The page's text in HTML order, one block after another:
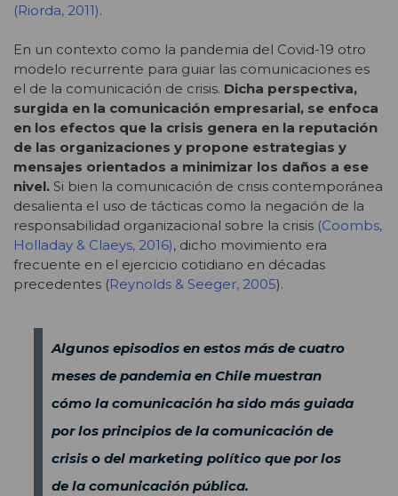
(Riorda, 2011).
En un contexto como la pandemia del Covid-19 otro
modelo recurrente para guiar las comunicaciones es
el de la comunicación de crisis. Dicha perspectiva,
surgida en la comunicación empresarial, se enfoca
en los efectos que la crisis genera en la reputación
de las organizaciones y propone estrategias y
mensajes orientados a minimizar los daños a ese
nivel. Si bien la comunicación de crisis contemporánea
desalienta el uso de tácticas como la negación de la
responsabilidad organizacional sobre la crisis (Coombs,
Holladay & Claeys, 2016), dicho movimiento era
frecuente en el ejercicio cotidiano en décadas
precedentes (Reynolds & Seeger, 2005).
Algunos episodios en estos más de cuatro
meses de pandemia en Chile muestran
cómo la comunicación ha sido más guiada
por los principios de la comunicación de
crisis o del marketing político que por los
de la comunicación pública.